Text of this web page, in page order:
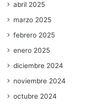
abril 2025
marzo 2025
febrero 2025
enero 2025
diciembre 2024
noviembre 2024
octubre 2024